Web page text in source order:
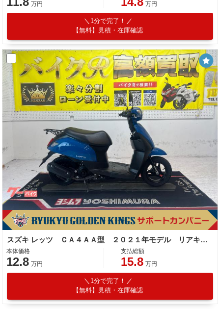
万円 万円
1分で完了！
【無料】見積・在庫確認
スズキ レッツ ＣＡ４ＡＡ型 ２０２１年モデル リアキャリア センタースタンド
本体価格
12.8 万円
支払総額
15.8 万円
1分で完了！
【無料】見積・在庫確認